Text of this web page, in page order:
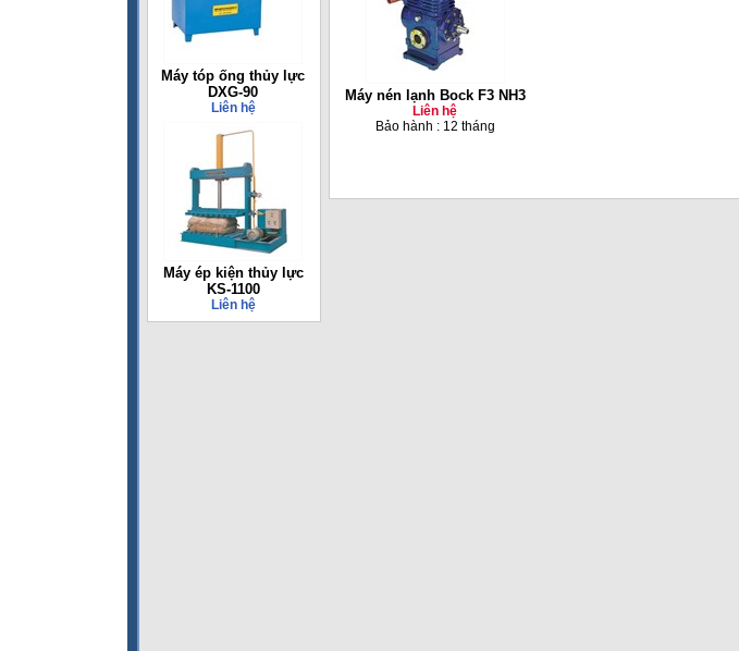
Máy tóp ống thủy lực
DXG-90
Liên hệ
Máy ép kiện thủy lực
KS-1100
Liên hệ
Máy nén lạnh Bock F3 NH3
Liên hệ
Bảo hành : 12 tháng